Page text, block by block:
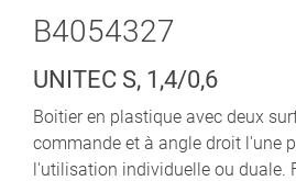
B4054327
UNITEC S, 1,4/0,6
Boitier en plastique avec deux
commande et à angle droit l'une
l'utilisation individuelle ou duale.